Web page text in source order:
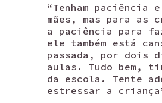
“Tenham
mães, mas para as
a paciência para
ele também está
passada, por dois
aulas. Tudo bem,
da escola. Tente
estressar a